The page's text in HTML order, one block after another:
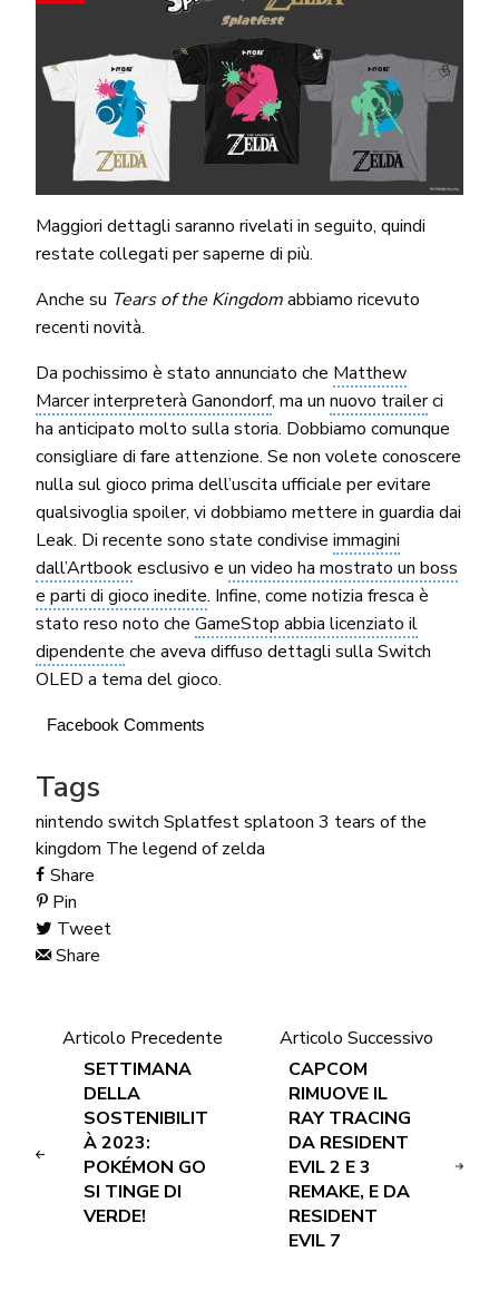
Maggiori dettagli saranno rivelati in seguito, quindi
restate collegati per saperne di più.
Anche su Tears of the Kingdomabbiamo ricevuto
recenti novità.
Da pochissimo è stato annunciato che Matthew
Marcer interpreterà Ganondorf, ma unnuovo trailerci
ha anticipato molto sulla storia. Dobbiamo comunque
consigliare di fare attenzione. Se non volete conoscere
nulla sul gioco prima dell’uscita ufficiale per evitare
qualsivoglia spoiler, vi dobbiamo mettere in guardia dai
Leak. Di recente sono state condiviseimmagini
dall’Artbookesclusivo eun video ha mostrato un boss
e parti di gioco inedite. Infine, come notizia fresca è
stato reso noto cheGameStop abbia licenziato il
dipendente che aveva diffuso dettagli sulla Switch
OLED a tema del gioco.
Facebook Comments
Tags
nintendo switch Splatfestsplatoon 3 tears of the
kingdom The legend of zelda
Share
Pin
Tweet
Share
Articolo Precedente
SETTIMANA
DELLA
SOSTENIBILIT
À 2023:
POKÉMON GO
SI TINGE DI
VERDE!
Articolo Successivo
CAPCOM
RIMUOVE IL
RAY TRACING
DA RESIDENT
EVIL 2 E 3
REMAKE, E DA
RESIDENT
EVIL 7